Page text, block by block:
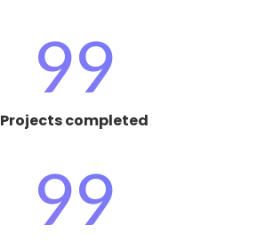
99
Projects completed
99